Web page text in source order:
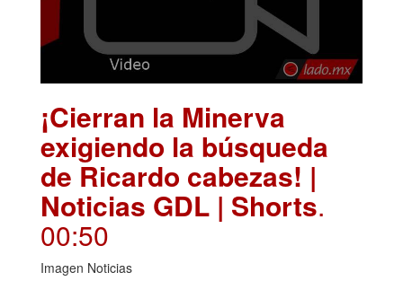
¡Cierran la Minerva
exigiendo la búsqueda
de Ricardo cabezas! |
Noticias GDL | Shorts.
00:50
Imagen Noticias